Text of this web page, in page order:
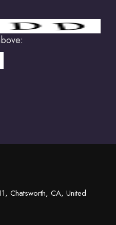
Chatsworth, CA, United